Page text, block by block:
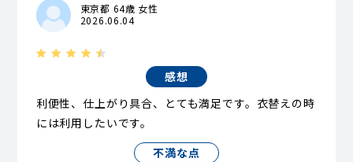
東京都 64歳 女性
2026.06.04
感想
利便性、仕上がり具合、とても満足です。衣替えの時
には利用したいです。
不満な点